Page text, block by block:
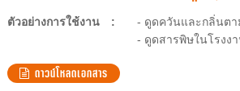
ตัวอย่างการใช้งาน :
- ดูดควันและกลิ่นตา
- ดูดสารพิษในโรงง
ดาวน์โหลดเอกสาร